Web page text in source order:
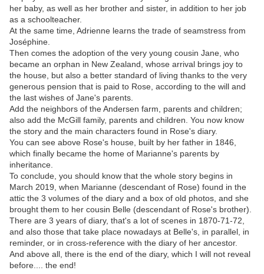
her baby, as well as her brother and sister, in addition to her job
as a schoolteacher.
At the same time, Adrienne learns the trade of seamstress from
Joséphine.
Then comes the adoption of the very young cousin Jane, who
became an orphan in New Zealand, whose arrival brings joy to
the house, but also a better standard of living thanks to the very
generous pension that is paid to Rose, according to the will and
the last wishes of Jane's parents.
Add the neighbors of the Andersen farm, parents and children;
also add the McGill family, parents and children. You now know
the story and the main characters found in Rose's diary.
You can see above Rose's house, built by her father in 1846,
which finally became the home of Marianne's parents by
inheritance.
To conclude, you should know that the whole story begins in
March 2019, when Marianne (descendant of Rose) found in the
attic the 3 volumes of the diary and a box of old photos, and she
brought them to her cousin Belle (descendant of Rose's brother).
There are 3 years of diary, that's a lot of scenes in 1870-71-72,
and also those that take place nowadays at Belle's, in parallel, in
reminder, or in cross-reference with the diary of her ancestor.
And above all, there is the end of the diary, which I will not reveal
before.... the end!